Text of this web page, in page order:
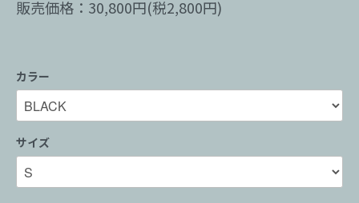
販売価格：30,800円(税2,800円)
カラー
サイズ